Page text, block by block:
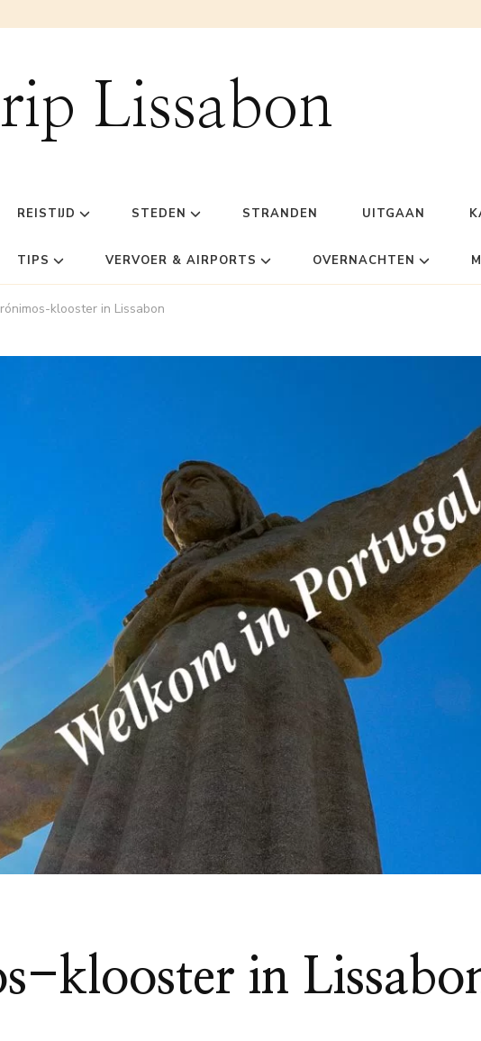
Lissabon
REISTIJD STEDEN STRANDEN UITGAAN
TIPS VERVOER & AIRPORTS OVERNACHTEN
klooster in Lissabon
klooster in